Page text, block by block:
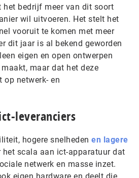
het bedrijf meer van dit soort
wil uitvoeren. Het stelt het
vooruit te komen met meer
dit jaar is al bekend geworden
eigen en open ontwerpen
maar dat het deze
op netwerk- en
leveranciers
hogere snelheden en lagere
het scala aan ict-apparatuur dat
netwerk en masse inzet.